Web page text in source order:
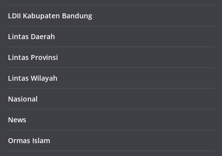
LDII Kabupaten Bandung
Lintas Daerah
Lintas Provinsi
Lintas Wilayah
Nasional
News
Ormas Islam